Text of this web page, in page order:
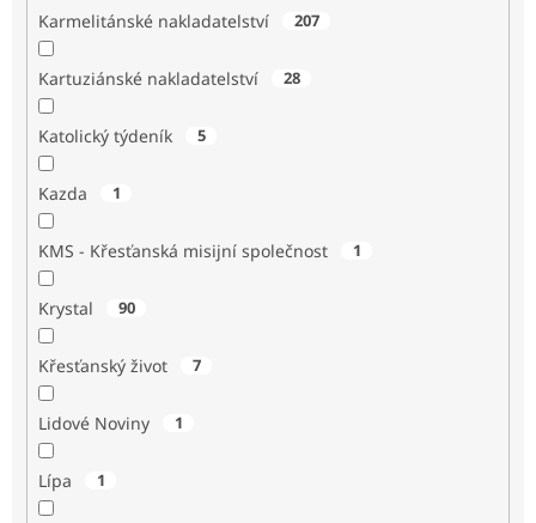
Karmelitánské nakladatelství 207
Kartuziánské nakladatelství 28
Katolický týdeník 5
Kazda 1
KMS - Křesťanská misijní společnost 1
Krystal 90
Křesťanský život 7
Lidové Noviny 1
Lípa 1